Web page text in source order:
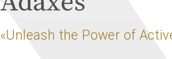
«Unleash the Power of